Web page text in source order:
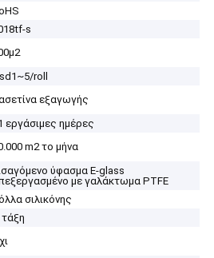
s
roll
εξαγωγής
εργάσιμες ημέρες
m2 το μήνα
ύφασμα E-glass
με γαλάκτωμα PTFE
σιλικόνης